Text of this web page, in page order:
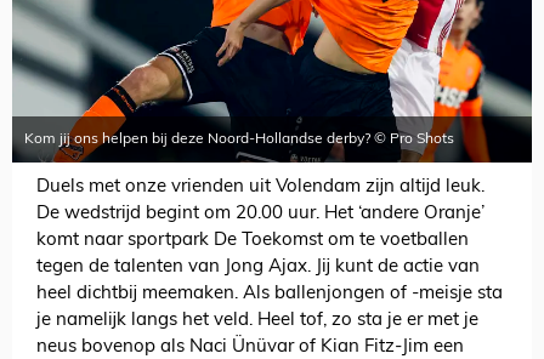
Kom jij ons helpen bij deze Noord-Hollandse derby? © Pro Shots
Duels met onze vrienden uit Volendam zijn altijd leuk.
De wedstrijd begint om 20.00 uur. Het ‘andere Oranje’
komt naar sportpark De Toekomst om te voetballen
tegen de talenten van Jong Ajax. Jij kunt de actie van
heel dichtbij meemaken. Als ballenjongen of -meisje sta
je namelijk langs het veld. Heel tof, zo sta je er met je
neus bovenop als Naci Ünüvar of Kian Fitz-Jim een